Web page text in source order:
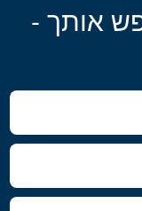
אותך -